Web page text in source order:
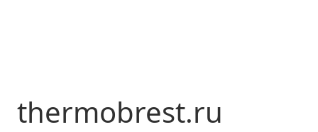
thermobrest.ru